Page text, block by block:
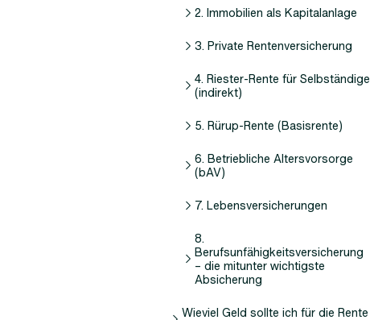
2. Immobilien als Kapitalanlage
3. Private Rentenversicherung
4. Riester-Rente für Selbständige
(indirekt)
5. Rürup-Rente (Basisrente)
6. Betriebliche Altersvorsorge
(bAV)
7. Lebensversicherungen
8.
Berufsunfähigkeitsversicherung
– die mitunter wichtigste
Absicherung
Wieviel Geld sollte ich für die Rente